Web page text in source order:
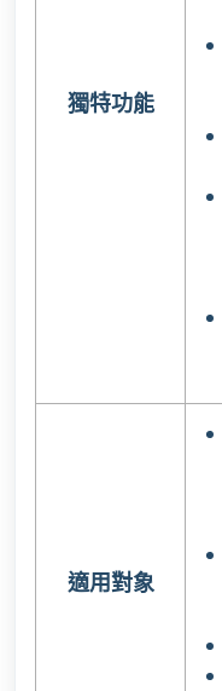
獨特功能
適用對象